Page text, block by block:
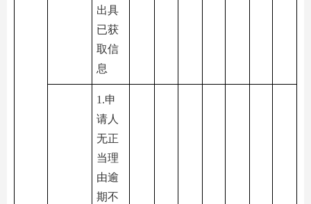
出具
已获
取信
息
1.申
请人
无正
当理
由逾
期不